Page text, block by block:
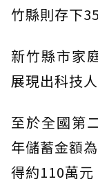
竹縣則存下
新竹縣市家
展現出科技
至於全國第
年儲蓄金額
得約110萬